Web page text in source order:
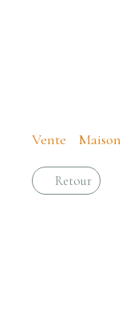
Vente Maison
Retour